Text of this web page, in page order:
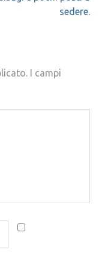
sedere.
I campi